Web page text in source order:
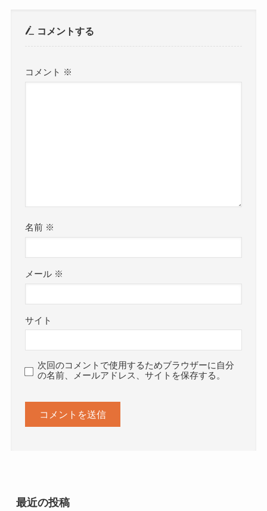
コメントする
コメント ※
名前 ※
メール ※
サイト
次回のコメントで使用するためブラウザーに自分
の名前、メールアドレス、サイトを保存する。
最近の投稿